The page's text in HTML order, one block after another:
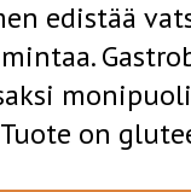
edistää
on